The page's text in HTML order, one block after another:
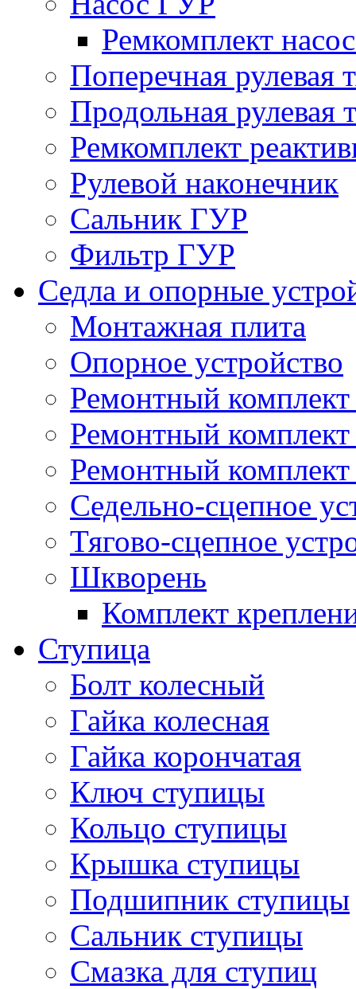
Ремкомплект
Поперечная рулевая
Продольная рулевая
Ремкомплект
Рулевой наконечник
Сальник ГУР
Фильтр ГУР
Седла и опорные
Монтажная плита
Опорное устройство
Ремонтный комплект
Ремонтный
Ремонтный комплект
Седельно-сцепное
Тягово-сцепное
Шкворень
Комплект
Ступица
Болт колесный
Гайка колесная
Гайка корончатая
Ключ ступицы
Кольцо ступицы
Крышка ступицы
Подшипник ступицы
Сальник ступицы
Смазка для ступиц